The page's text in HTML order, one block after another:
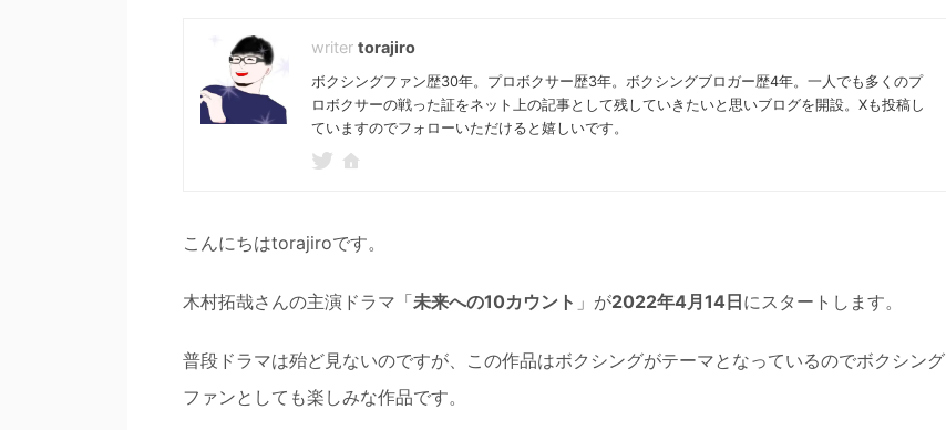
torajiro
ボクシングファン歴30年。プロボクサー歴3年。ボクシングブロガー歴4年。一人でも多くのプ
ロボクサーの戦った証をネット上の記事として残していきたいと思いブログを開設。Xも投稿し
ていますのでフォローいただけると嬉しいです。
こんにちはtorajiroです。
木村拓哉さんの主演ドラマ「未来への10カウント 」が2022年4月14日 にスタートします。
普段ドラマは殆ど見ないのですが、この作品はボクシングがテーマとなっているのでボクシング
ファンとしても楽しみな作品です。